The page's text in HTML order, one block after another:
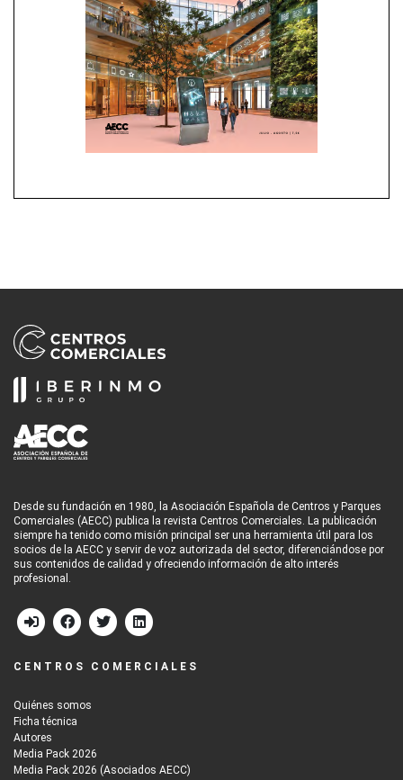
Desde su fundación en 1980, la Asociación Española de Centros y Parques
Comerciales (AECC) publica la revista Centros Comerciales. La publicación
siempre ha tenido como misión principal ser una herramienta útil para los
socios de la AECC y servir de voz autorizada del sector, diferenciándose por
sus contenidos de calidad y ofreciendo información de alto interés
profesional.
CENTROS COMERCIALES
Quiénes somos
Ficha técnica
Autores
Media Pack 2026
Media Pack 2026 (Asociados AECC)